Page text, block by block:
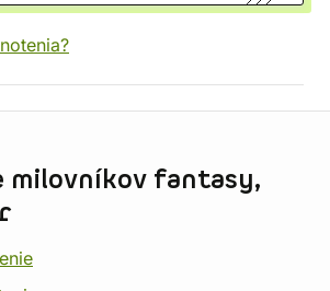
milovníkov fantasy,